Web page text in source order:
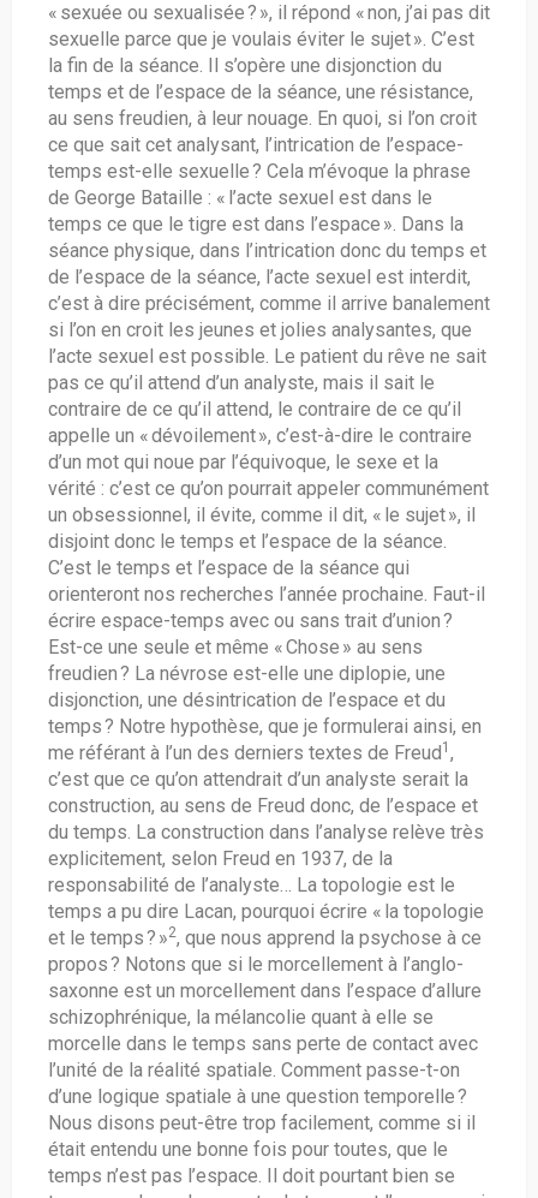
« sexuée ou sexualisée ? », il répond « non, j’ai pas dit
sexuelle parce que je voulais éviter le sujet ». C’est
la fin de la séance. Il s’opère une disjonction du
temps et de l’espace de la séance, une résistance,
au sens freudien, à leur nouage. En quoi, si l’on croit
ce que sait cet analysant, l’intrication de l’espace-
temps est-elle sexuelle ? Cela m’évoque la phrase
de George Bataille : « l’acte sexuel est dans le
temps ce que le tigre est dans l’espace ». Dans la
séance physique, dans l’intrication donc du temps et
de l’espace de la séance, l’acte sexuel est interdit,
c’est à dire précisément, comme il arrive banalement
si l’on en croit les jeunes et jolies analysantes, que
l’acte sexuel est possible. Le patient du rêve ne sait
pas ce qu’il attend d’un analyste, mais il sait le
contraire de ce qu’il attend, le contraire de ce qu’il
appelle un « dévoilement », c’est-à-dire le contraire
d’un mot qui noue par l’équivoque, le sexe et la
vérité : c’est ce qu’on pourrait appeler communément
un obsessionnel, il évite, comme il dit, « le sujet », il
disjoint donc le temps et l’espace de la séance.
C’est le temps et l’espace de la séance qui
orienteront nos recherches l’année prochaine. Faut-il
écrire espace-temps avec ou sans trait d’union ?
Est-ce une seule et même « Chose » au sens
freudien ? La névrose est-elle une diplopie, une
disjonction, une désintrication de l’espace et du
temps ? Notre hypothèse, que je formulerai ainsi, en
me référant à l’un des derniers textes de Freud1 ,
c’est que ce qu’on attendrait d’un analyste serait la
construction, au sens de Freud donc, de l’espace et
du temps. La construction dans l’analyse relève très
explicitement, selon Freud en 1937, de la
responsabilité de l’analyste… La topologie est le
temps a pu dire Lacan, pourquoi écrire « la topologie
et le temps ? »2, que nous apprend la psychose à ce
propos ? Notons que si le morcellement à l’anglo-
saxonne est un morcellement dans l’espace d’allure
schizophrénique, la mélancolie quant à elle se
morcelle dans le temps sans perte de contact avec
l’unité de la réalité spatiale. Comment passe-t-on
d’une logique spatiale à une question temporelle ?
Nous disons peut-être trop facilement, comme si il
était entendu une bonne fois pour toutes, que le
temps n’est pas l’espace. Il doit pourtant bien se